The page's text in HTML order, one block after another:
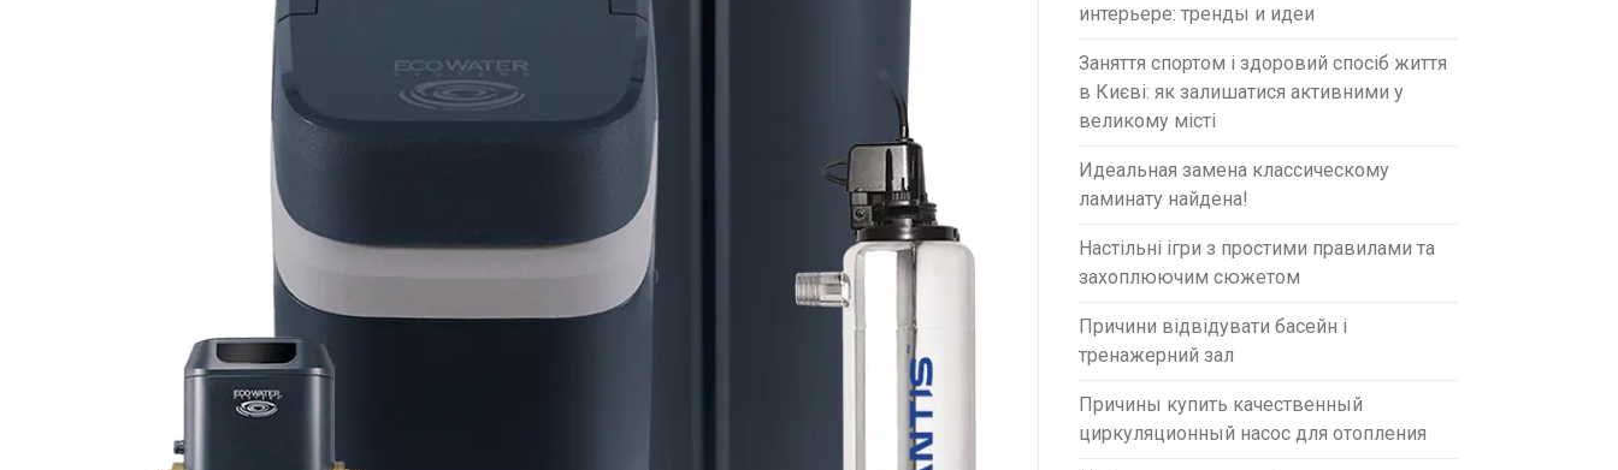
интерьере: тренды и идеи
Заняття спортом і здоровий спосіб життя
в Києві: як залишатися активними у
великому місті
Идеальная замена классическому
ламинату найдена!
Настільні ігри з простими правилами та
захоплюючим сюжетом
Причини відвідувати басейн і
тренажерний зал
Причины купить качественный
циркуляционный насос для отопления